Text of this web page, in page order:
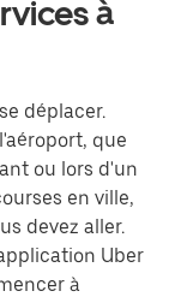
à
déplacer.
que
ou lors d'un
en ville,
devez aller.
Uber
à